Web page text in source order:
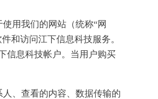
用我们的网站（统称“网
和访问江下信息科技服务。
信息科技帐户。当用户购买
、查看的内容、数据传输的